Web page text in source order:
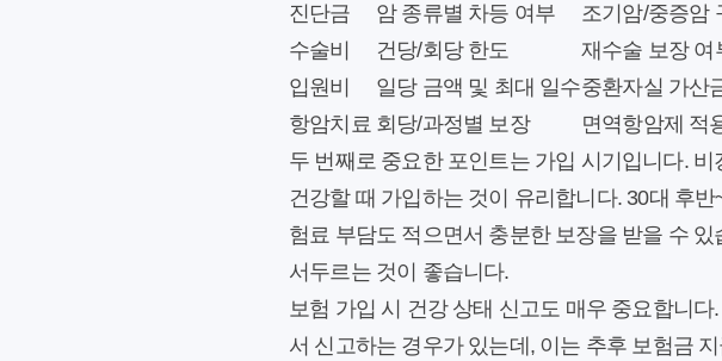
진단금
암 종류별 차등 여부
조기암/중증암
수술비
건당/회당 한도
재수술 보장 여
입원비
일당 금액 및 최대 일수중환자실 가산
항암치료 회당/과정별 보장
면역항암제 적
두 번째로 중요한 포인트는 가입 시기 입니다. 비
건강할 때 가입하는 것이 유리합니다. 30대 후
험료 부담도 적으면서 충분한 보장을 받을 수
서두르는 것이 좋습니다.
보험 가입 시
건강 상태 신고도 매우 중요합니다
서 신고하는 경우가 있는데, 이는 추후 보험금